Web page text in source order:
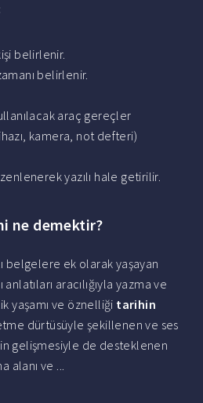
belirlenir.
belirlenir.
araç gereçler
kamera, not defteri)
yazılı hale getirilir.
ne demektir?
belgelere ek olarak yaşayan
aracılığıyla yazma ve
yaşamı ve öznelliği tarihin
dürtüsüyle şekillenen ve ses
gelişmesiyle de desteklenen
alanı ve ...